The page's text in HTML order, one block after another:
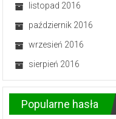
listopad 2016
październik 2016
wrzesień 2016
sierpień 2016
Popularne hasła